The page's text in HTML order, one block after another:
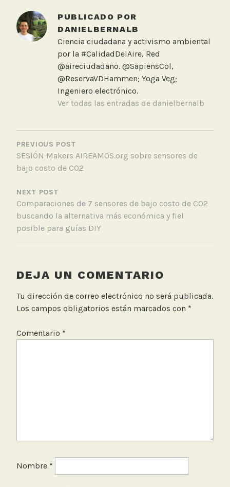
PUBLICADO POR
DANIELBERNALB
Ciencia ciudadana y activismo ambiental
por la #CalidadDelAire, Red
@aireciudadano. @SapiensCol,
@ReservaVDHammen; Yoga Veg;
Ingeniero electrónico.
Ver todas las entradas de danielbernalb
NAVEGACIÓN
DE
ENTRADAS
PREVIOUS POST
SESIÓN Makers AIREAMOS.org sobre sensores de
bajo costo de CO2
NEXT POST
Comparaciones de 7 sensores de bajo costo de CO2
buscando la alternativa más económica y fiel
posible para guías DIY
DEJA UN COMENTARIO
Tu dirección de correo electrónico no será publicada.
Los campos obligatorios están marcados con *
Comentario *
Nombre *